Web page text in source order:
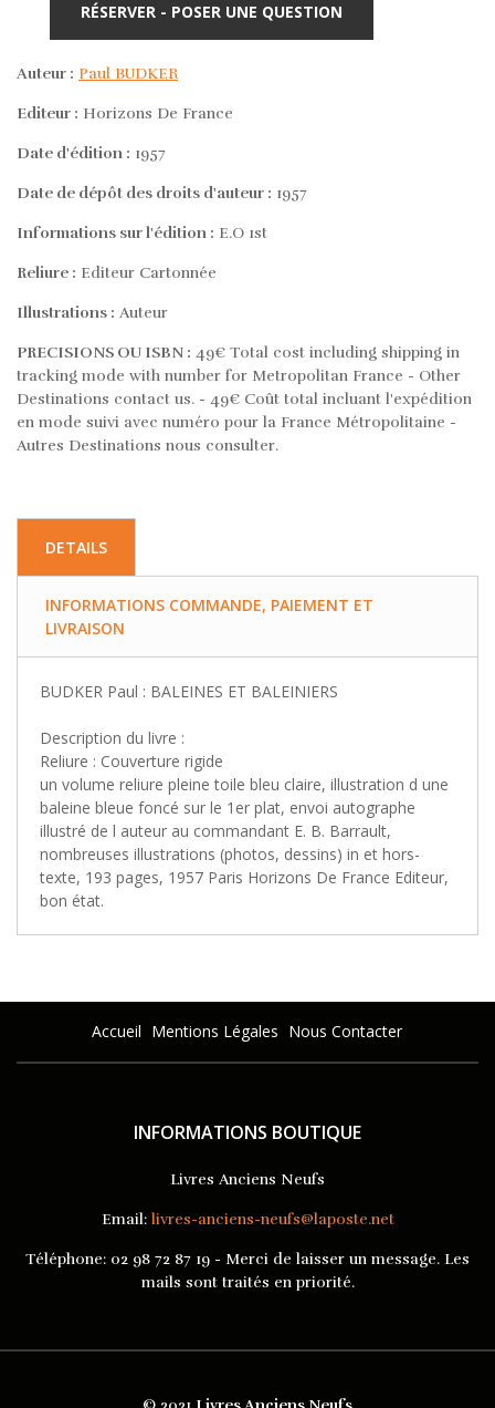
RÉSERVER - POSER UNE QUESTION
Auteur : Paul BUDKER
Editeur : Horizons De France
Date d'édition : 1957
Date de dépôt des droits d'auteur : 1957
Informations sur l'édition : E.O 1st
Reliure : Editeur Cartonnée
Illustrations : Auteur
PRECISIONS OU ISBN : 49€ Total cost including shipping in
tracking mode with number for Metropolitan France - Other
Destinations contact us. - 49€ Coût total incluant l'expédition
en mode suivi avec numéro pour la France Métropolitaine -
Autres Destinations nous consulter.
DETAILS
INFORMATIONS COMMANDE, PAIEMENT ET
LIVRAISON
BUDKER Paul : BALEINES ET BALEINIERS
Description du livre :
Reliure : Couverture rigide
un volume reliure pleine toile bleu claire, illustration d une
baleine bleue foncé sur le 1er plat, envoi autographe
illustré de l auteur au commandant E. B. Barrault,
nombreuses illustrations (photos, dessins) in et hors-
texte, 193 pages, 1957 Paris Horizons De France Editeur,
bon état.
Accueil Mentions Légales Nous Contacter
INFORMATIONS BOUTIQUE
Livres Anciens Neufs
Email: livres-anciens-neufs@laposte.net
Téléphone: 02 98 72 87 19 - Merci de laisser un message. Les
mails sont traités en priorité.